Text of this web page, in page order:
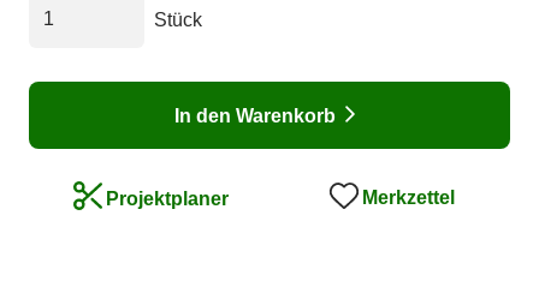
Stück
In den Warenkorb
Projektplaner Merkzettel